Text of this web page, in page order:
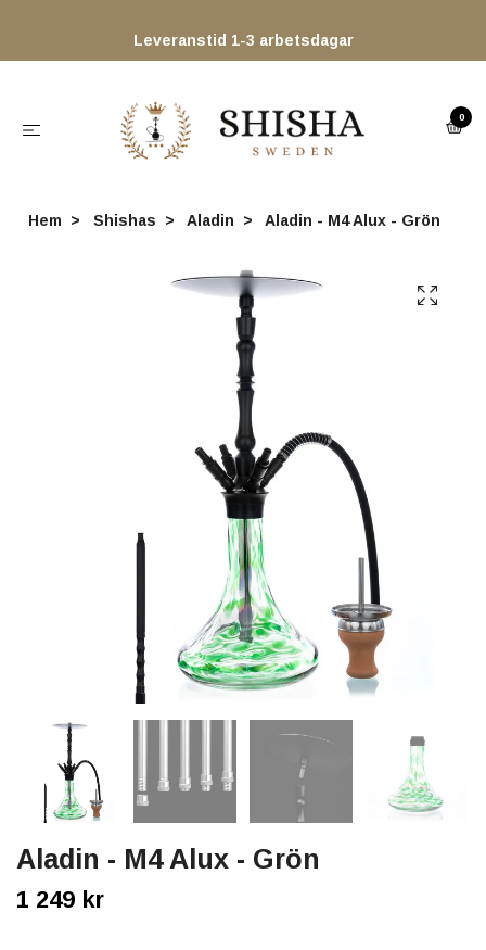
Leveranstid 1-3 arbetsdagar
0
Hem Shishas Aladin Aladin - M4 Alux - Grön
Aladin - M4 Alux - Grön
1 249 kr